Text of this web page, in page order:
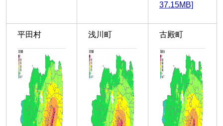
37.15MB]
平田村 浅川町 古殿町